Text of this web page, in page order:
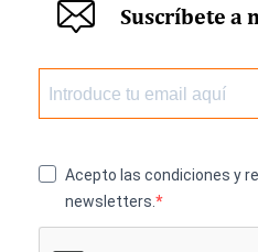
Suscríbete a
Acepto las condiciones y
newsletters.